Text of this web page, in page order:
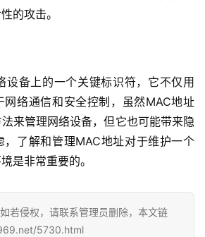
的攻击。
设备上的一个关键标识符，它不仅用
网络通信和安全控制，虽然MAC地址
来管理网络设备，但它也可能带来隐
，了解和管理MAC地址对于维护一个
是非常重要的。
若侵权，请联系管理员删除，本文链
5730.html